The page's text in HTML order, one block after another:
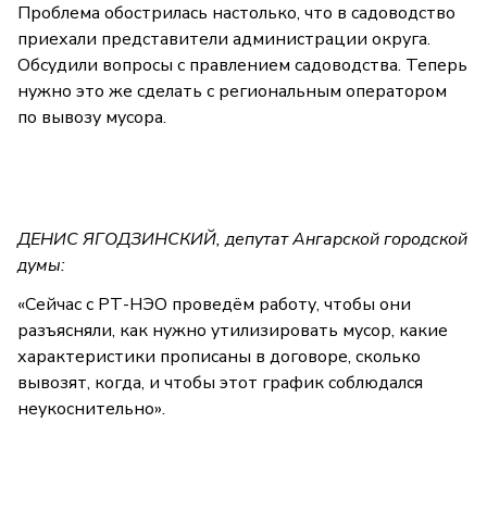
Проблема обострилась настолько, что в садоводство
приехали представители администрации округа.
Обсудили вопросы с правлением садоводства. Теперь
нужно это же сделать с региональным оператором
по вывозу мусора.
ДЕНИС ЯГОДЗИНСКИЙ, депутат Ангарской городской
думы:
«Сейчас с РТ-НЭО проведём работу, чтобы они
разъясняли, как нужно утилизировать мусор, какие
характеристики прописаны в договоре, сколько
вывозят, когда, и чтобы этот график соблюдался
неукоснительно».